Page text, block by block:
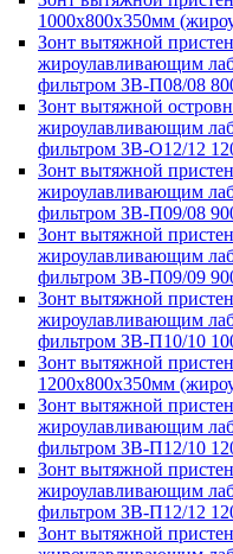
1000х800х350мм
Зонт вытяжной
жироулавливающим
фильтром ЗВ-П08/08
Зонт вытяжной
жироулавливающим
фильтром ЗВ-О12/12
Зонт вытяжной
жироулавливающим
фильтром ЗВ-П09/08
Зонт вытяжной
жироулавливающим
фильтром ЗВ-П09/09
Зонт вытяжной
жироулавливающим
фильтром ЗВ-П10/10
Зонт вытяжной
1200х800х350мм
Зонт вытяжной
жироулавливающим
фильтром ЗВ-П12/10
Зонт вытяжной
жироулавливающим
фильтром ЗВ-П12/12
Зонт вытяжной